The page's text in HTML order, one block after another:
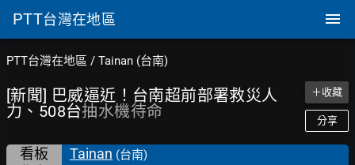
PTT台灣在地區
PTT台灣在地區 / Tainan (台南)
[新聞] 巴威逼近！台南超前部署救災人
力、508台抽水機待命
＋收藏
分享
看板 Tainan (台南)